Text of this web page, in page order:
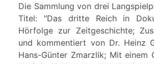
Die Sammlung von drei
Titel: "Das dritte Reich in
Hörfolge zur Zeitgeschichte;
und kommentiert von Dr. Heinz
Hans-Günter Zmarzlik; Mit einem